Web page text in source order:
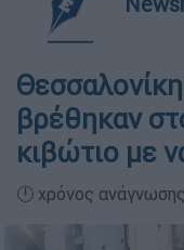
βρέθηκαν
κιβώτιο με
🕛 χρόνος